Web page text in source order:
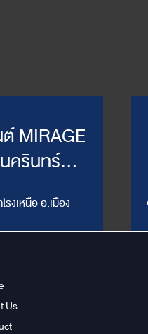
MIRAGE
งเหนือ อ.เมือง
Get Direction
Us